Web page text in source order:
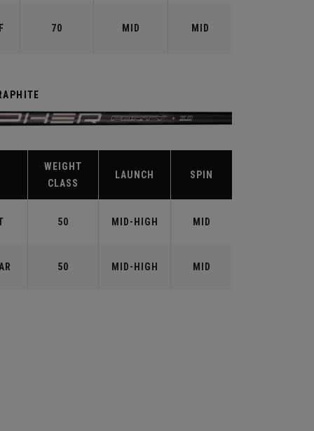
70 MID MID
WEIGHT
CLASS
LAUNCH SPIN
50 MID-HIGH MID
50 MID-HIGH MID